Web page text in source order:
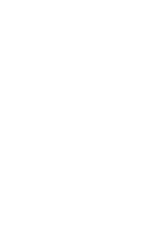
nahe des Meeres